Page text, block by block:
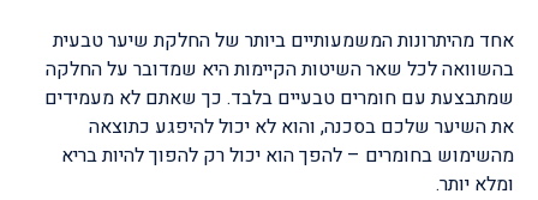
אחד מהיתרונות המשמעותיים ביותר של החלקת שיער טבעית
בהשוואה לכל שאר השיטות הקיימות היא שמדובר על החלקה
שמתבצעת עם חומרים טבעיים בלבד. כך שאתם לא מעמידים
את השיער שלכם בסכנה, והוא לא יכול להיפגע כתוצאה
מהשימוש בחומרים – להפך הוא יכול רק להפוך להיות בריא
ומלא יותר.